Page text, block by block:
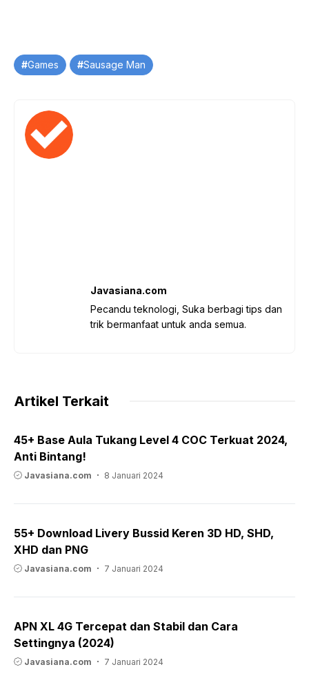
TagGames Sausage Man
Javasiana.com
Pecandu teknologi, Suka berbagi tips dan
trik bermanfaat untuk anda semua.
Artikel Terkait
45+ Base Aula Tukang Level 4 COC Terkuat 2024,
Anti Bintang!
Javasiana.com 8 Januari 2024
55+ Download Livery Bussid Keren 3D HD, SHD,
XHD dan PNG
Javasiana.com 7 Januari 2024
APN XL 4G Tercepat dan Stabil dan Cara
Settingnya (2024)
Javasiana.com 7 Januari 2024